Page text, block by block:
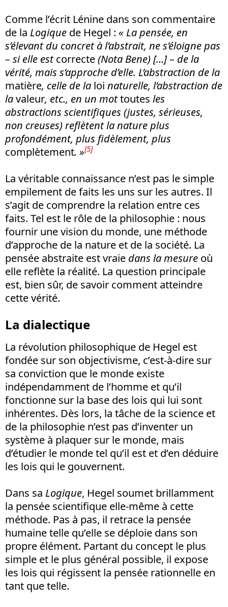
Comme l’écrit Lénine dans son commentaire
de la Logique de Hegel : « La pensée, en
s’élevant du concret à l’abstrait, ne s’éloigne pas
– si elle estcorrecte(Nota Bene) […] – de la
vérité, mais s’approche d’elle. L’abstraction de la
matière, celle de la loi naturelle, l’abstraction de
lavaleur, etc., en un mottoutes les
abstractions scientifiques (justes, sérieuses,
non creuses) reflètent la nature plus
profondément, plus fidèlement, plus
complètement. »[5]
La véritable connaissance n’est pas le simple
empilement de faits les uns sur les autres. Il
s’agit de comprendre la relation entre ces
faits. Tel est le rôle de la philosophie : nous
fournir une vision du monde, une méthode
d’approche de la nature et de la société. La
pensée abstraite est vraie dans la mesure où
elle reflète la réalité. La question principale
est, bien sûr, de savoir comment atteindre
cette vérité.
La dialectique
La révolution philosophique de Hegel est
fondée sur son objectivisme, c’est-à-dire sur
sa conviction que le monde existe
indépendamment de l’homme et qu’il
fonctionne sur la base des lois qui lui sont
inhérentes. Dès lors, la tâche de la science et
de la philosophie n’est pas d’inventer un
système à plaquer sur le monde, mais
d’étudier le monde tel qu’il est et d’en déduire
les lois qui le gouvernent.
Dans sa Logique, Hegel soumet brillamment
la pensée scientifique elle-même à cette
méthode. Pas à pas, il retrace la pensée
humaine telle qu’elle se déploie dans son
propre élément. Partant du concept le plus
simple et le plus général possible, il expose
les lois qui régissent la pensée rationnelle en
tant que telle.